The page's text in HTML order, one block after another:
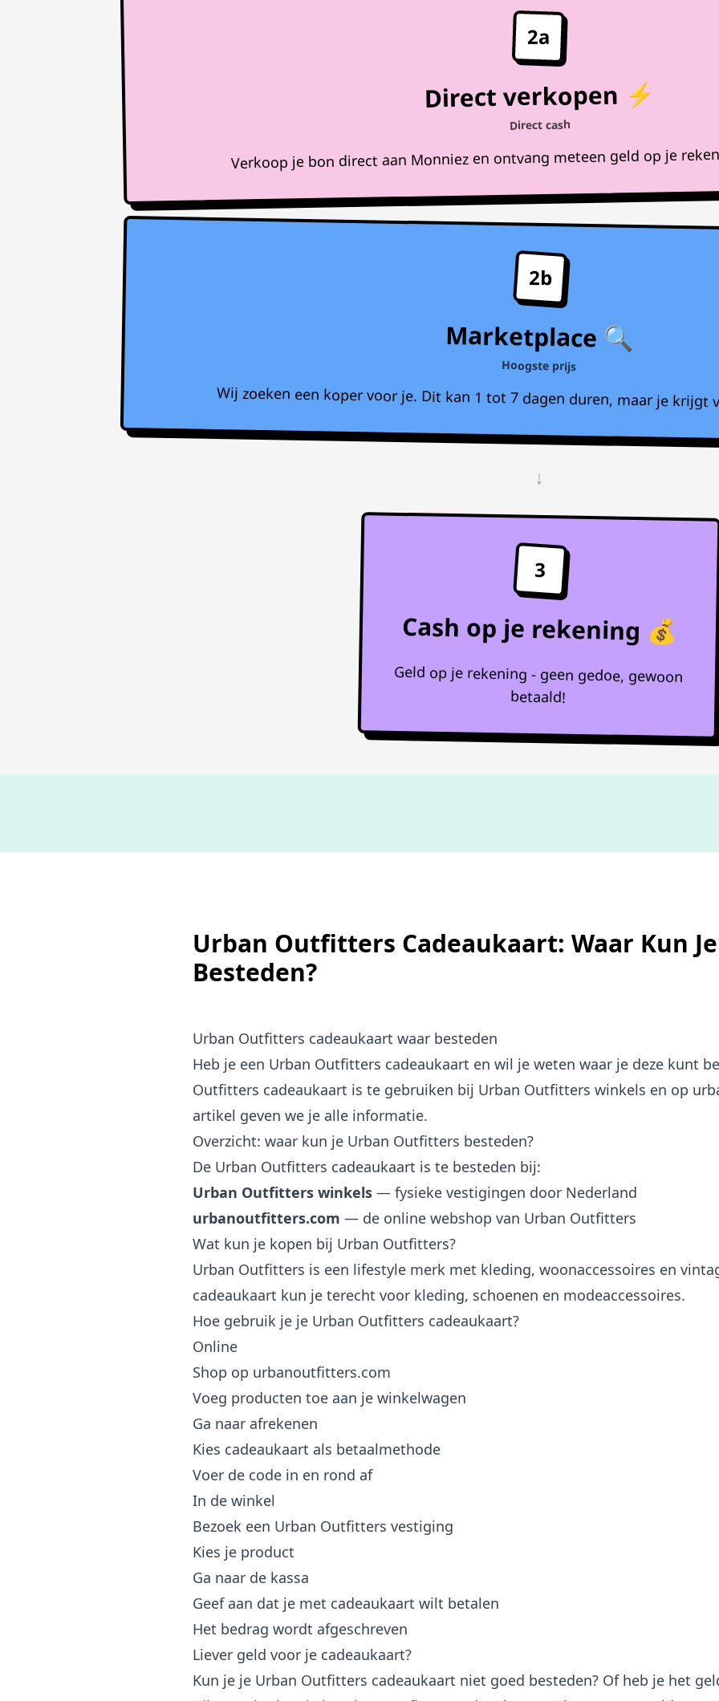
2a
Direct verkopen ⚡
Direct cash
Verkoop je bon direct aan Monniez en ontvang meteen geld op je
2b
Marketplace 🔍
Hoogste prijs
Wij zoeken een koper voor je. Dit kan 1 tot 7 dagen duren, maar je krijgt
↓
3
Cash op je rekening 💰
Geld op je rekening - geen gedoe, gewoon
betaald!
Urban Outfitters Cadeaukaart: Waar Kun
Besteden?
Urban Outfitters cadeaukaart waar besteden
Heb je een Urban Outfitters cadeaukaart en wil je weten waar je deze kunt
Outfitters cadeaukaart is te gebruiken bij Urban Outfitters winkels en op
artikel geven we je alle informatie.
Overzicht: waar kun je Urban Outfitters besteden?
De Urban Outfitters cadeaukaart is te besteden bij:
Urban Outfitters winkels — fysieke vestigingen door Nederland
urbanoutfitters.com — de online webshop van Urban Outfitters
Wat kun je kopen bij Urban Outfitters?
Urban Outfitters is een lifestyle merk met kleding, woonaccessoires en
cadeaukaart kun je terecht voor kleding, schoenen en modeaccessoires.
Hoe gebruik je je Urban Outfitters cadeaukaart?
Online
Shop op urbanoutfitters.com
Voeg producten toe aan je winkelwagen
Ga naar afrekenen
Kies cadeaukaart als betaalmethode
Voer de code in en rond af
In de winkel
Bezoek een Urban Outfitters vestiging
Kies je product
Ga naar de kassa
Geef aan dat je met cadeaukaart wilt betalen
Het bedrag wordt afgeschreven
Liever geld voor je cadeaukaart?
Kun je je Urban Outfitters cadeaukaart niet goed besteden? Of heb je het